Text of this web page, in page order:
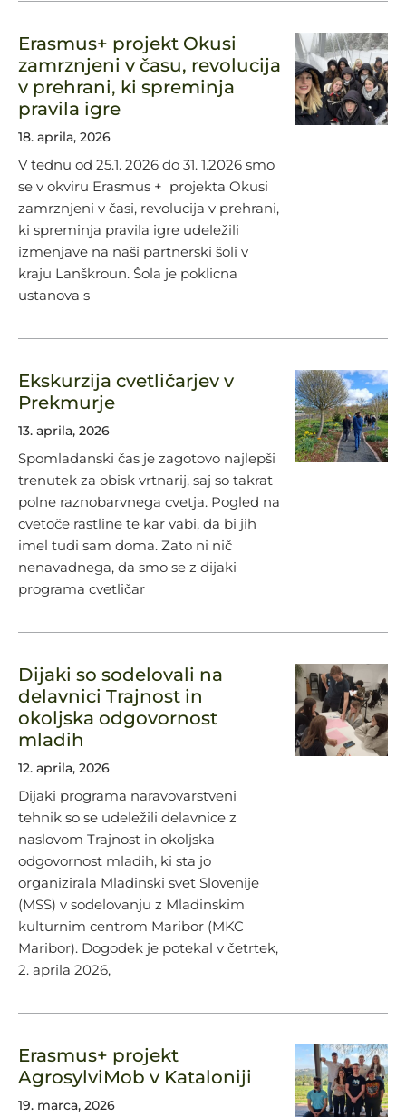
Erasmus+ projekt Okusi
zamrznjeni v času, revolucija
v prehrani, ki spreminja
pravila igre
18. aprila, 2026
V tednu od 25.1. 2026 do 31. 1.2026 smo
se v okviru Erasmus + projekta Okusi
zamrznjeni v časi, revolucija v prehrani,
ki spreminja pravila igre udeležili
izmenjave na naši partnerski šoli v
kraju Lanškroun. Šola je poklicna
ustanova s
Ekskurzija cvetličarjev v
Prekmurje
13. aprila, 2026
Spomladanski čas je zagotovo najlepši
trenutek za obisk vrtnarij, saj so takrat
polne raznobarvnega cvetja. Pogled na
cvetoče rastline te kar vabi, da bi jih
imel tudi sam doma. Zato ni nič
nenavadnega, da smo se z dijaki
programa cvetličar
Dijaki so sodelovali na
delavnici Trajnost in
okoljska odgovornost
mladih
12. aprila, 2026
Dijaki programa naravovarstveni
tehnik so se udeležili delavnice z
naslovom Trajnost in okoljska
odgovornost mladih, ki sta jo
organizirala Mladinski svet Slovenije
(MSS) v sodelovanju z Mladinskim
kulturnim centrom Maribor (MKC
Maribor). Dogodek je potekal v četrtek,
2. aprila 2026,
Erasmus+ projekt
AgrosylviMob v Kataloniji
19. marca, 2026